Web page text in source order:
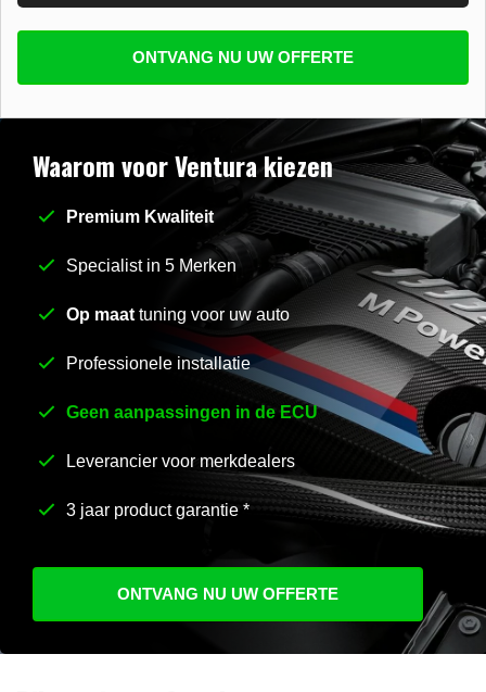
Stel uw vraag*
ONTVANG NU UW OFFERTE
Waarom voor Ventura kiezen
Premium Kwaliteit
Specialist in 5 Merken
Op maat tuning voor uw auto
Professionele installatie
Geen aanpassingen in de ECU
Leverancier voor merkdealers
3 jaar product garantie *
ONTVANG NU UW OFFERTE